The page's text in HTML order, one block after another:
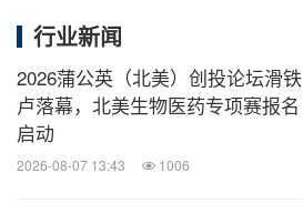
奖 无创连续血压及血流动力学监测设备产业化
行业新闻
2026蒲公英（北美）创投论坛滑铁
卢落幕，北美生物医药专项赛报名
启动
2026-08-07 13:43 1006